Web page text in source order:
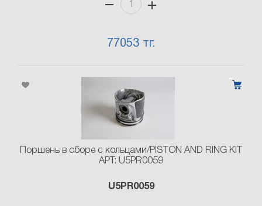
77053 тг.
Поршень в сборе с кольцами/PISTON AND RING KIT
АРТ: U5PR0059
U5PR0059